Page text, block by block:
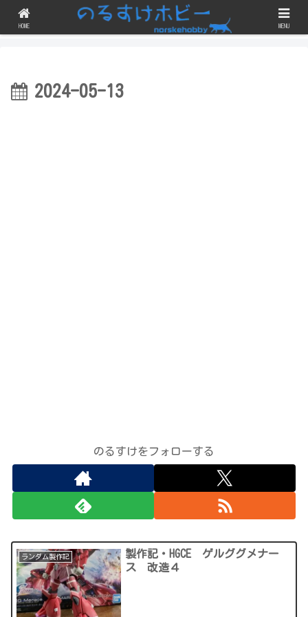
ガンプラのスジボリや改修・改造にチェレンジしつつ、完成品を晒すブログで
す！
2024-05-13
のるすけをフォローする
ランダム製作記
製作記・HGCE ゲルググメナー
ス 改造４
HOME MENU